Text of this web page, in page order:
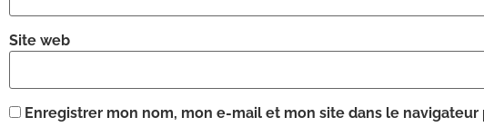
Site web
Enregistrer mon nom, mon e-mail et mon site dans le